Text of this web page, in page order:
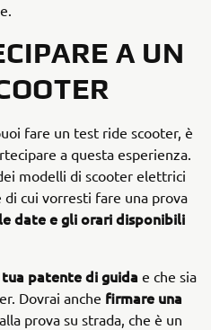
A UN
fare un test ride scooter, è
a questa esperienza.
modelli di scooter elettrici
di cui vorresti fare una prova
date e gli orari disponibili
patente di guida e che sia
Dovrai anche firmare una
prova su strada, che è un